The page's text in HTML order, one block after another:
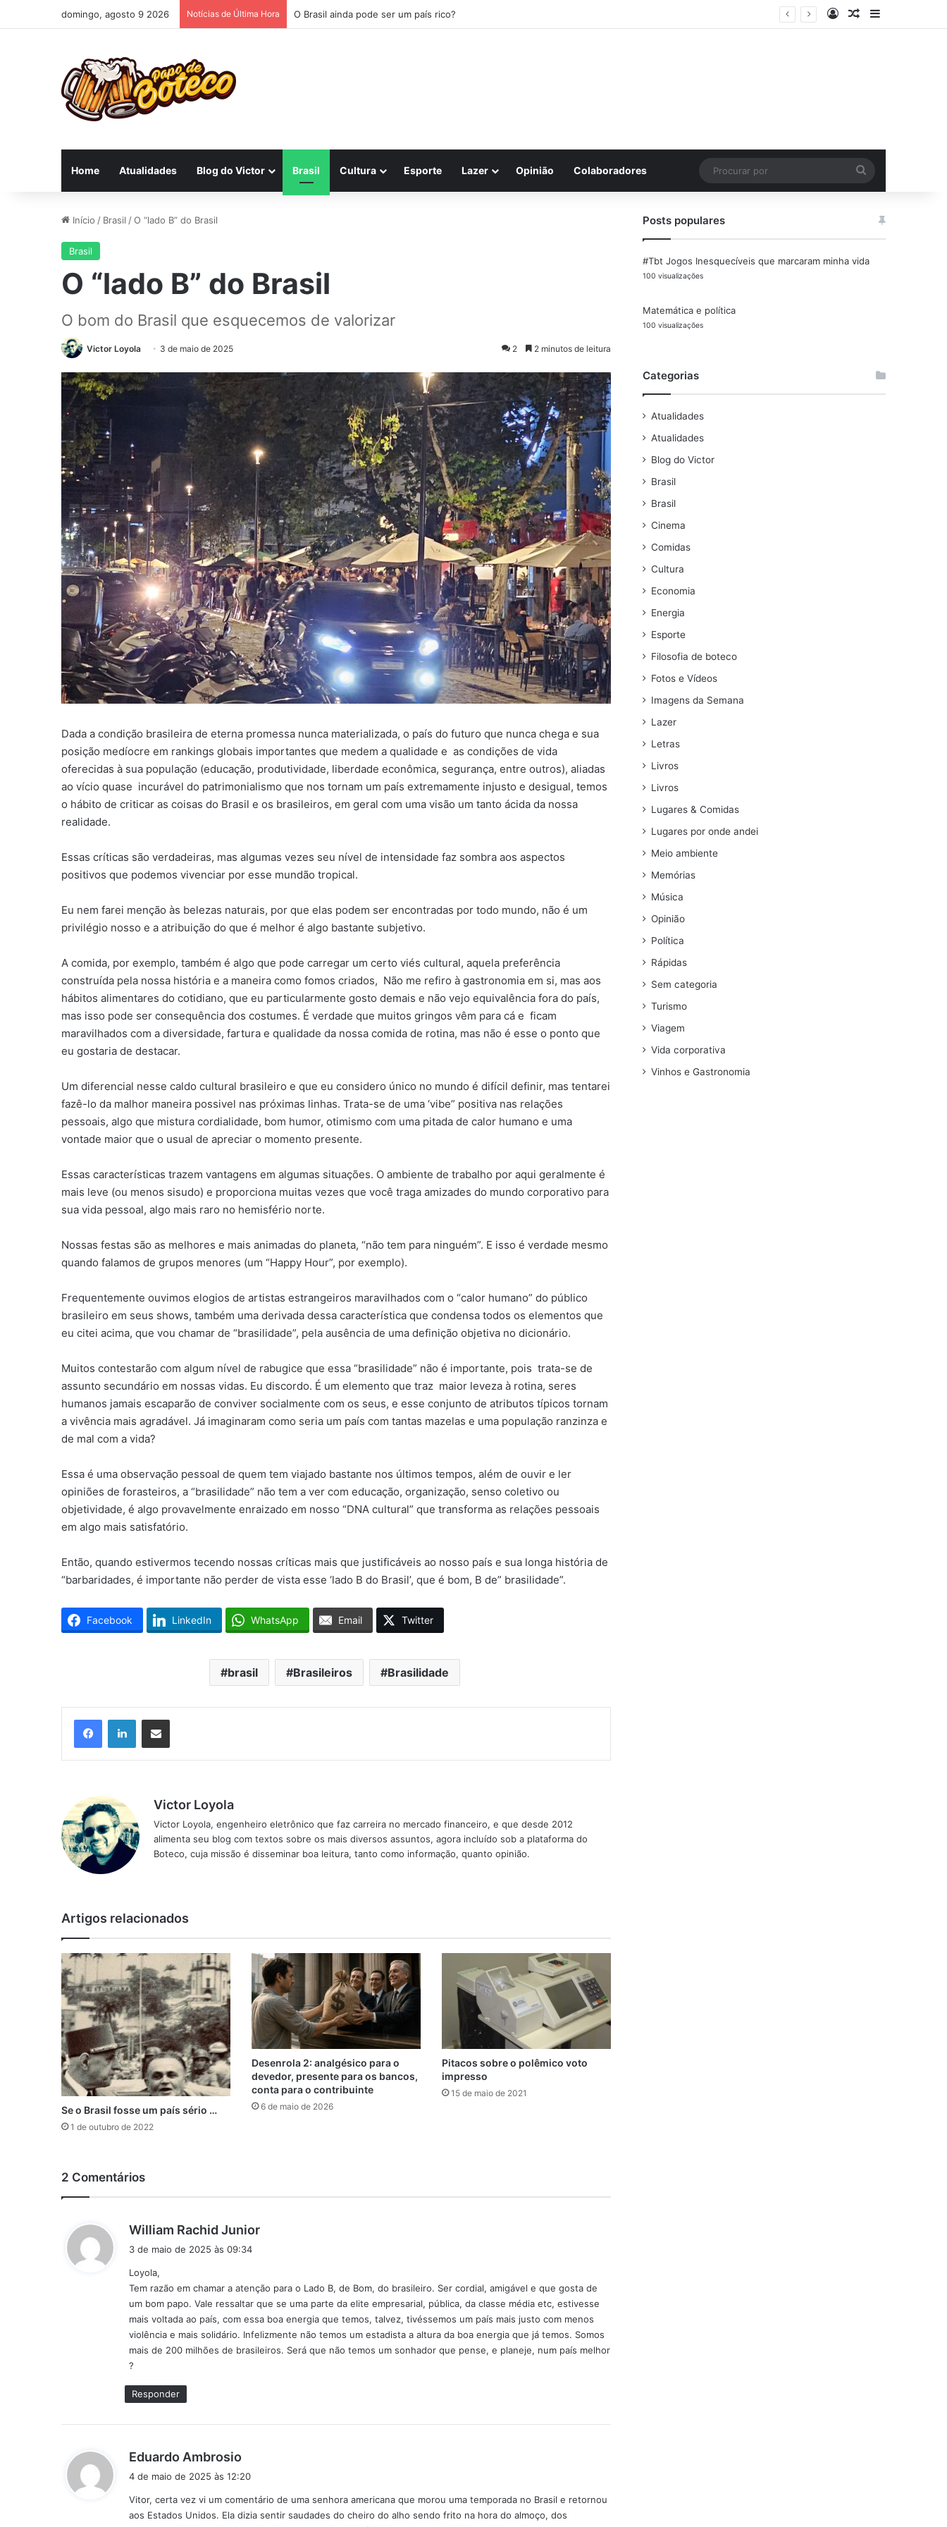
domingo, agosto 9 2026 Notícias de Última Hora O Brasil ainda pode ser um país rico? EntrarArtigo aleatório
Home Atualidades Blog do Victor Brasil Cultura Esporte Lazer Opinião Colaboradores
por
Início / Brasil /O “lado B” do Brasil
Brasil
O “lado B” do Brasil
O bom do Brasil que esquecemos de valorizar
Victor Loyola 3 de maio de 2025 2 2 minutos de leitura
Dada a condição brasileira de eterna promessa nunca materializada, o país do futuro que nunca chega e sua
posição medíocre em rankings globais importantes que medem a qualidade e as condições de vida
oferecidas à sua população (educação, produtividade, liberdade econômica, segurança, entre outros), aliadas
ao vício quase incurável do patrimonialismo que nos tornam um país extremamente injusto e desigual, temos
o hábito de criticar as coisas do Brasil e os brasileiros, em geral com uma visão um tanto ácida da nossa
realidade.
Essas críticas são verdadeiras, mas algumas vezes seu nível de intensidade faz sombra aos aspectos
positivos que podemos vivenciar por esse mundão tropical.
Eu nem farei menção às belezas naturais, por que elas podem ser encontradas por todo mundo, não é um
privilégio nosso e a atribuição do que é melhor é algo bastante subjetivo.
A comida, por exemplo, também é algo que pode carregar um certo viés cultural, aquela preferência
construída pela nossa história e a maneira como fomos criados, Não me refiro à gastronomia em si, mas aos
hábitos alimentares do cotidiano, que eu particularmente gosto demais e não vejo equivalência fora do país,
mas isso pode ser consequência dos costumes. É verdade que muitos gringos vêm para cá e ficam
maravilhados com a diversidade, fartura e qualidade da nossa comida de rotina, mas não é esse o ponto que
eu gostaria de destacar.
Um diferencial nesse caldo cultural brasileiro e que eu considero único no mundo é difícil definir, mas tentarei
fazê-lo da malhor maneira possivel nas próximas linhas. Trata-se de uma ‘vibe” positiva nas relações
pessoais, algo que mistura cordialidade, bom humor, otimismo com uma pitada de calor humano e uma
vontade maior que o usual de apreciar o momento presente.
Essas características trazem vantagens em algumas situações. O ambiente de trabalho por aqui geralmente é
mais leve (ou menos sisudo) e proporciona muitas vezes que você traga amizades do mundo corporativo para
sua vida pessoal, algo mais raro no hemisfério norte.
Nossas festas são as melhores e mais animadas do planeta, “não tem para ninguém”. E isso é verdade mesmo
quando falamos de grupos menores (um “Happy Hour”, por exemplo).
Frequentemente ouvimos elogios de artistas estrangeiros maravilhados com o “calor humano” do público
brasileiro em seus shows, também uma derivada dessa característica que condensa todos os elementos que
eu citei acima, que vou chamar de “brasilidade”, pela ausência de uma definição objetiva no dicionário.
Muitos contestarão com algum nível de rabugice que essa “brasilidade” não é importante, pois trata-se de
assunto secundário em nossas vidas. Eu discordo. É um elemento que traz maior leveza à rotina, seres
humanos jamais escaparão de conviver socialmente com os seus, e esse conjunto de atributos típicos tornam
a vivência mais agradável. Já imaginaram como seria um país com tantas mazelas e uma população ranzinza e
de mal com a vida?
Essa é uma observação pessoal de quem tem viajado bastante nos últimos tempos, além de ouvir e ler
opiniões de forasteiros, a “brasilidade” não tem a ver com educação, organização, senso coletivo ou
objetividade, é algo provavelmente enraizado em nosso “DNA cultural” que transforma as relações pessoais
em algo mais satisfatório.
Então, quando estivermos tecendo nossas críticas mais que justificáveis ao nosso país e sua longa história de
“barbaridades, é importante não perder de vista esse ‘lado B do Brasil’, que é bom, B de” brasilidade”.
Facebook LinkedIn WhatsApp Email Twitter
brasil Brasileiros Brasilidade
Victor Loyola
Victor Loyola, engenheiro eletrônico que faz carreira no mercado financeiro, e que desde 2012
alimenta seu blog com textos sobre os mais diversos assuntos, agora incluído sob a plataforma do
Boteco, cuja missão é disseminar boa leitura, tanto como informação, quanto opinião.
Artigos relacionados
Se o Brasil fosse um país sério …
1 de outubro de 2022
Desenrola 2: analgésico para o
devedor, presente para os bancos,
conta para o contribuinte
6 de maio de 2026
Pitacos sobre o polêmico voto
impresso
15 de maio de 2021
2 Comentários
William Rachid Junior
e
:
3 de maio de 2025 às 09:34
Loyola,
Tem razão em chamar a atenção para o Lado B, de Bom, do brasileiro. Ser cordial, amigável e que gosta de
um bom papo. Vale ressaltar que se uma parte da elite empresarial, pública, da classe média etc, estivesse
mais voltada ao país, com essa boa energia que temos, talvez, tivéssemos um país mais justo com menos
violência e mais solidário. Infelizmente não temos um estadista a altura da boa energia que já temos. Somos
mais de 200 milhões de brasileiros. Será que não temos um sonhador que pense, e planeje, num país melhor
?
Responder
Eduardo Ambrosio
i
s
e
4 de maio de 2025 às 12:20
Vitor, certa vez vi um comentário de uma senhora americana que morou uma temporada no Brasil e retornou
aos Estados Unidos. Ela dizia sentir saudades do cheiro do alho sendo frito na hora do almoço, dos
Posts populares
#Tbt Jogos Inesquecíveis que marcaram minha vida
100 visualizações
Matemática e política
100 visualizações
Categorias
Atualidades
Atualidades
Blog do Victor
Brasil
Brasil
Cinema
Comidas
Cultura
Economia
Energia
Esporte
Filosofia de boteco
Fotos e Vídeos
Imagens da Semana
Lazer
Letras
Livros
Livros
Lugares & Comidas
Lugares por onde andei
Meio ambiente
Memórias
Música
Opinião
Política
Rápidas
Sem categoria
Turismo
Viagem
Vida corporativa
Vinhos e Gastronomia